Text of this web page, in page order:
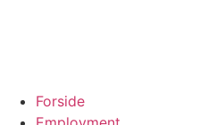
Forside